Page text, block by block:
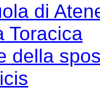
di
Toracica
della